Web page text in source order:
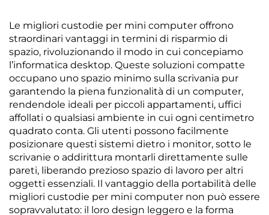
Le migliori custodie per mini computer offrono
straordinari vantaggi in termini di risparmio di
spazio, rivoluzionando il modo in cui concepiamo
l’informatica desktop. Queste soluzioni compatte
occupano uno spazio minimo sulla scrivania pur
garantendo la piena funzionalità di un computer,
rendendole ideali per piccoli appartamenti, uffici
affollati o qualsiasi ambiente in cui ogni centimetro
quadrato conta. Gli utenti possono facilmente
posizionare questi sistemi dietro i monitor, sotto le
scrivanie o addirittura montarli direttamente sulle
pareti, liberando prezioso spazio di lavoro per altri
oggetti essenziali. Il vantaggio della portabilità delle
migliori custodie per mini computer non può essere
sopravvalutato: il loro design leggero e la forma